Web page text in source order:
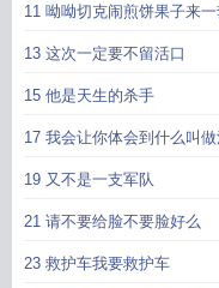
11 呦呦切克闹煎饼果子来一
13 这次一定要不留活口
15 他是天生的杀手
17 我会让你体会到什么叫做
是种煎熬
19 又不是一支军队
21 请不要给脸不要脸好么
23 救护车我要救护车